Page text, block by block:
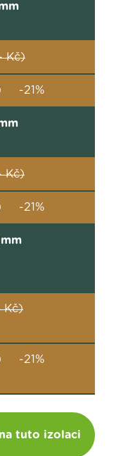
Kč)
-21%
Kč)
-21%
Kč)
-21%
tuto izolaci